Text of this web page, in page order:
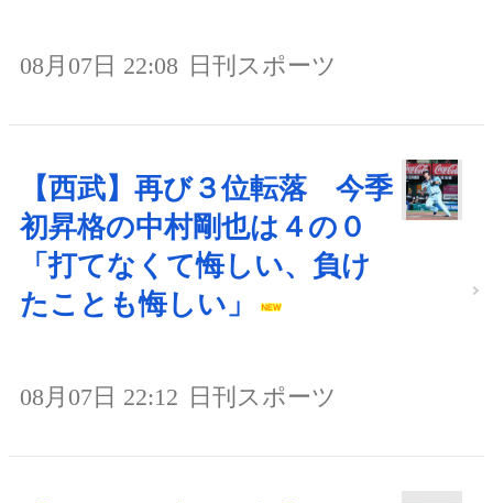
08月07日 22:08 日刊スポーツ
【西武】再び３位転落 今季
初昇格の中村剛也は４の０
「打てなくて悔しい、負け
たことも悔しい」
08月07日 22:12 日刊スポーツ